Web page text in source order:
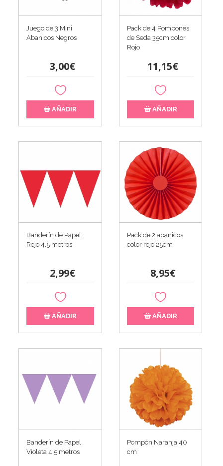
Juego de 3 Mini
Abanicos Negros
3,00€
AÑADIR
Pack de 4 Pompones
de Seda 35cm color
Rojo
11,15€
AÑADIR
Banderín de Papel
Rojo 4,5 metros
2,99€
AÑADIR
Pack de 2 abanicos
color rojo 25cm
8,95€
AÑADIR
Banderín de Papel
Violeta 4,5 metros
Pompón Naranja 40
cm